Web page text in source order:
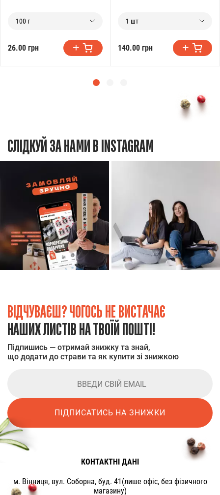
100 г
26.00 грн
1 шт
140.00 грн
СЛІДКУЙ ЗА НАМИ В INSTAGRAM
ВІДЧУВАЄШ? ЧОГОСЬ НЕ ВИСТАЧАЄ
НАШИХ ЛИСТІВ НА ТВОЇЙ ПОШТІ!
Підпишись — отримай знижку та знай,
що додати до страви та як купити зі знижкою
ПІДПИСАТИСЬ НА ЗНИЖКИ
КОНТАКТНІ ДАНІ
м. Вінниця, вул. Соборна, буд. 41(лише офіс, без фізичного
магазину)